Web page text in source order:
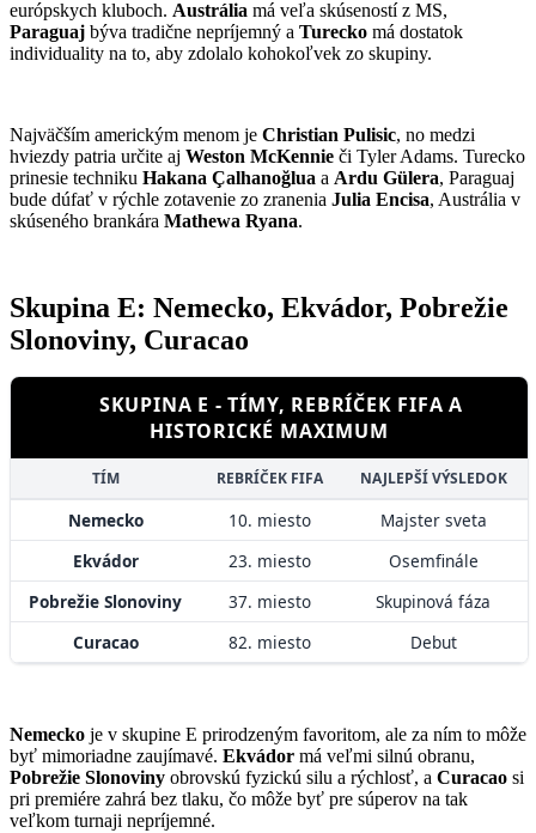
európskych kluboch. Austrália má veľa skúseností z MS,
Paraguaj býva tradične nepríjemný a Turecko má dostatok
individuality na to, aby zdolalo kohokoľvek zo skupiny.
Najväčším americkým menom je Christian Pulisic, no medzi
hviezdy patria určite aj Weston McKennie či Tyler Adams. Turecko
prinesie techniku Hakana Çalhanoğlua a Ardu Gülera, Paraguaj
bude dúfať v rýchle zotavenie zo zranenia Julia Encisa, Austrália v
skúseného brankára Mathewa Ryana.
Skupina E: Nemecko, Ekvádor, Pobrežie
Slonoviny, Curacao
SKUPINA E - TÍMY, REBRÍČEK FIFA A
HISTORICKÉ MAXIMUM
TÍM REBRÍČEK FIFA NAJLEPŠÍ VÝSLEDOK
Nemecko 10. miesto
Majster sveta
Ekvádor
23. miesto
Osemfinále
Pobrežie Slonoviny
37. miesto
Skupinová fáza
Curacao
82. miesto Debut
Nemecko je v skupine E prirodzeným favoritom, ale za ním to môže
byť mimoriadne zaujímavé. Ekvádor má veľmi silnú obranu,
Pobrežie Slonoviny obrovskú fyzickú silu a rýchlosť, a Curacao si
pri premiére zahrá bez tlaku, čo môže byť pre súperov na tak
veľkom turnaji nepríjemné.